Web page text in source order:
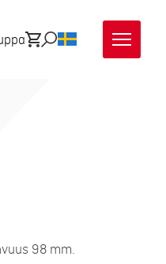
Ostoskori
EtsiSV
98 mm.